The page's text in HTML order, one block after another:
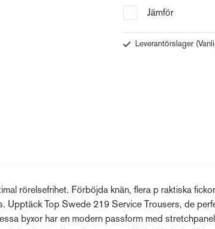
Jämför
Leverantörslager
rörelsefrihet. Förböjda knän, flera p raktiska
Upptäck Top Swede 219 Service Trousers, de
byxor har en modern passform med